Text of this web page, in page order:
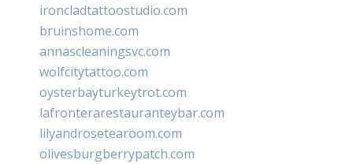
ironcladtattoostudio.com
bruinshome.com
annascleaningsvc.com
wolfcitytattoo.com
oysterbayturkeytrot.com
lafronterarestauranteybar.com
lilyandrosetearoom.com
olivesburgberrypatch.com